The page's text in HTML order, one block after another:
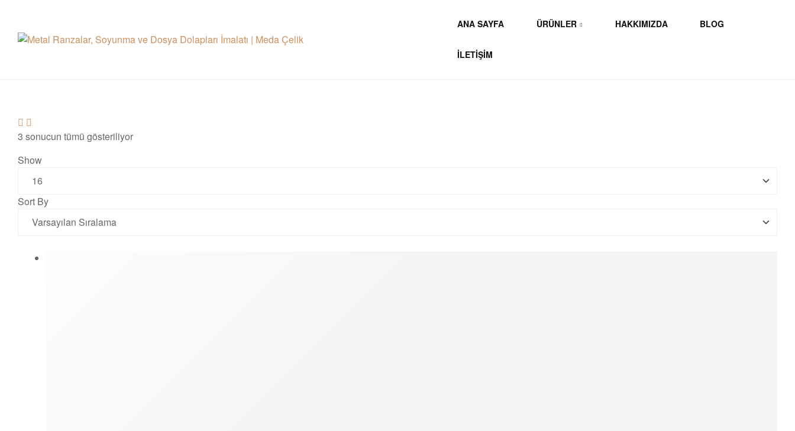
ANA SAYFA ÜRÜNLER HAKKIMIZDA BLOG
İLETIŞIM
grid
3 sonucun tümü gösteriliyor
Show
Sort By